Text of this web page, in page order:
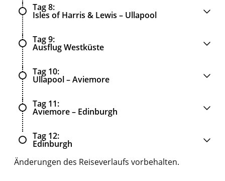
Tag 8
Isles of Harris & Lewis – Ullapool
Tag 9
Ausflug Westküste
Tag 10
Ullapool – Aviemore
Tag 11
Aviemore – Edinburgh
Tag 12
Edinburgh
Änderungen des Reiseverlaufs vorbehalten.